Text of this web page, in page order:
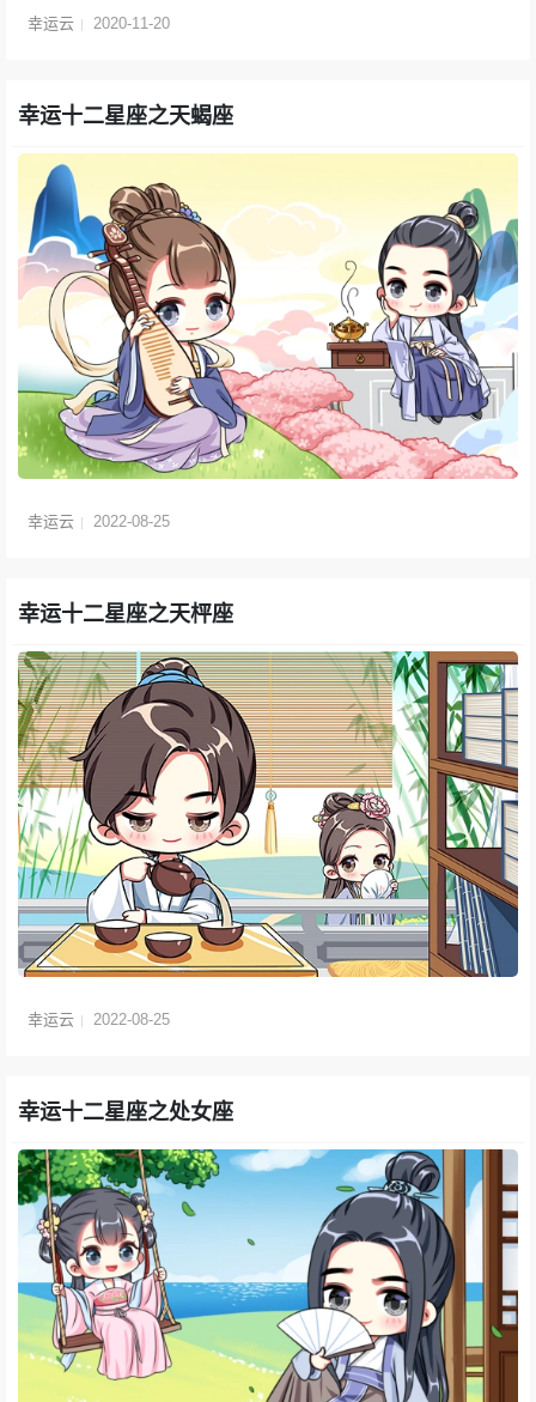
幸运云 2020-11-20
幸运十二星座之天蝎座
幸运云 2022-08-25
幸运十二星座之天枰座
幸运云 2022-08-25
幸运十二星座之处女座